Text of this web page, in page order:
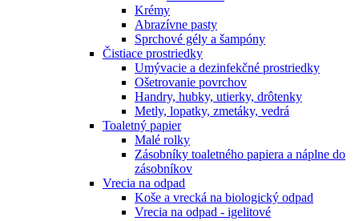
Krémy
Abrazívne pasty
Sprchové gély a šampóny
Čistiace prostriedky
Umývacie a dezinfekčné prostriedky
Ošetrovanie povrchov
Handry, hubky, utierky, drôtenky
Metly, lopatky, zmetáky, vedrá
Toaletný papier
Malé rolky
Zásobníky toaletného papiera a náplne do
zásobníkov
Vrecia na odpad
Koše a vrecká na biologický odpad
Vrecia na odpad - igelitové